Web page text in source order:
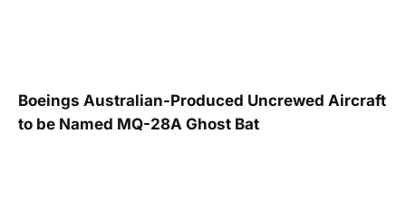
Boeings Australian-Produced Uncrewed Aircraft
to be Named MQ-28A Ghost Bat